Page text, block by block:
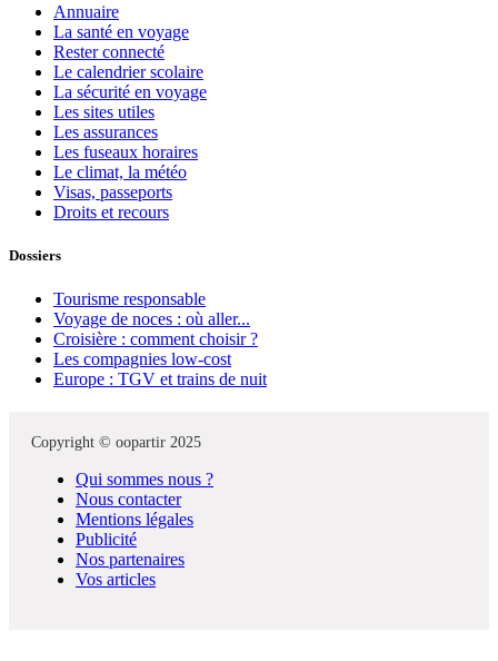
Annuaire
La santé en voyage
Rester connecté
Le calendrier scolaire
La sécurité en voyage
Les sites utiles
Les assurances
Les fuseaux horaires
Le climat, la météo
Visas, passeports
Droits et recours
Dossiers
Tourisme responsable
Voyage de noces : où aller...
Croisière : comment choisir ?
Les compagnies low-cost
Europe : TGV et trains de nuit
Copyright © oopartir 2025
Qui sommes nous ?
Nous contacter
Mentions légales
Publicité
Nos partenaires
Vos articles